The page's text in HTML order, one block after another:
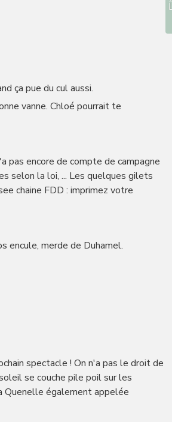
ça pue du cul aussi.
vanne. Chloé pourrait te
pas encore de compte de campagne
selon la loi, ... Les quelques gilets
chaine FDD : imprimez votre
encule, merde de Duhamel.
spectacle ! On n'a pas le droit de
se couche pile poil sur les
Quenelle également appelée